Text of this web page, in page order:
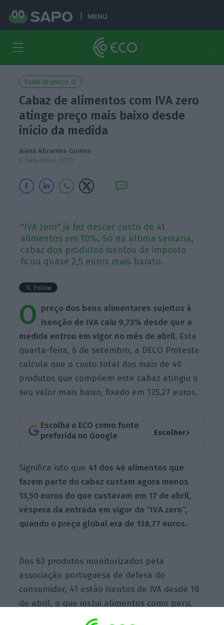
MENU
Radar de preços 🛒
Cabaz de alimentos com IVA zero
atinge preço mais baixo desde
início da medida
Joana Abrantes Gomes
6 Setembro 2023
"IVA zero" já fez descer custo de 41
alimentos em 10%. Só na última semana,
cabaz dos produtos isentos de imposto
ficou quase 2,5 euros mais barato.
O preço dos bens alimentares sujeitos à
isenção de IVA caiu 9,73% desde que a
medida entrou em vigor no mês de abril. Esta
quarta-feira, 6 de setembro, a DECO Proteste
calcula que o custo total dos mais de 40
produtos que compõem este cabaz atingiu o
seu valor mais baixo, fixado em 125,27 euros.
Escolha o ECO como fonte
preferida no Google
Escolher›
Significa isto que 41 dos 46 alimentos que
fazem parte do cabaz custam agora menos
13,50 euros do que custavam em 17 de abril,
véspera da entrada em vigor do “IVA zero”,
quando o preço global era de 138,77 euros.
Dos 63 produtos monitorizados pela
associação portuguesa de defesa do
consumidor, 41 estão isentos de IVA desde 18
de abril, o que inclui alimentos como peru,
frango, carapau, pescada, cebola, batata,